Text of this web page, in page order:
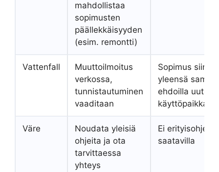
mahdollistaa
sopimusten
päällekkäisyyden
(esim. remontti)
Vattenfall
Muuttoilmoitus
verkossa,
tunnistautuminen
vaaditaan
Sopimus siirtyy
yleensä
ehdoilla uuteen
käyttöpaikkaan
Väre
Noudata yleisiä
ohjeita ja ota
tarvittaessa
yhteys
Ei erityisohjeita
saatavilla